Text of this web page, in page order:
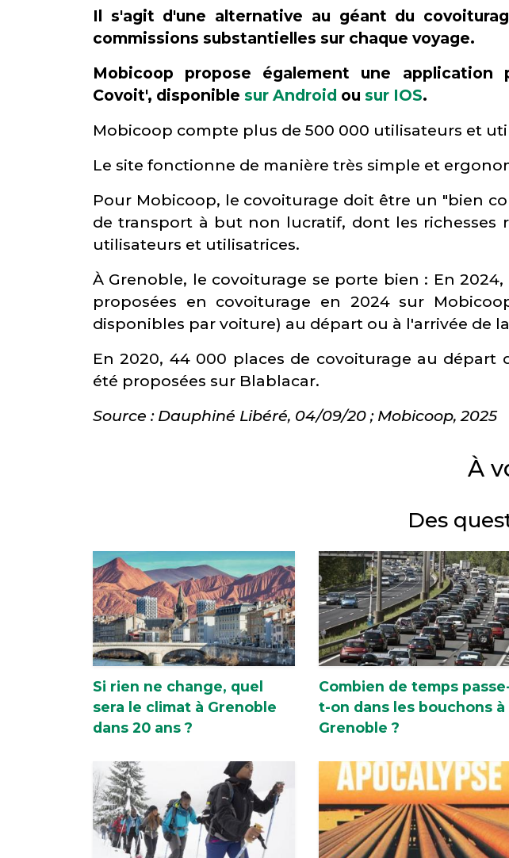
Il s'agit d'une alternative au géant du
commissions substantielles sur chaque voyage.
Mobicoop propose également une application
Covoit', disponible sur Android ou sur IOS.
Mobicoop compte plus de 500 000 utilisateurs et
Le site fonctionne de manière très simple et
Pour Mobicoop, le covoiturage doit être un "bien
de transport à but non lucratif, dont les richesses
utilisateurs et utilisatrices.
À Grenoble, le covoiturage se porte bien : En
proposées en covoiturage en 2024 sur
disponibles par voiture) au départ ou à l'arrivée de
En 2020, 44 000 places de covoiturage au départ
été proposées sur Blablacar.
Source : Dauphiné Libéré, 04/09/20 ; Mobicoop, 2025
À
Des
Si rien ne change, quel
sera le climat à Grenoble
dans 20 ans ?
Combien de temps
t-on dans les bouchons à
Grenoble ?